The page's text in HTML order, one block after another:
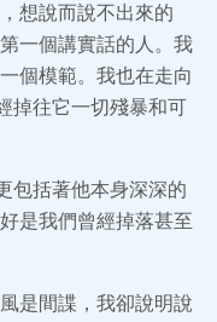
想說而說不出來的
一個講實話的人。我
個模範。我也在走向
掉往它一切殘暴和可
包括著他本身深深的
是我們曾經掉落甚至
是間諜，我卻說明說